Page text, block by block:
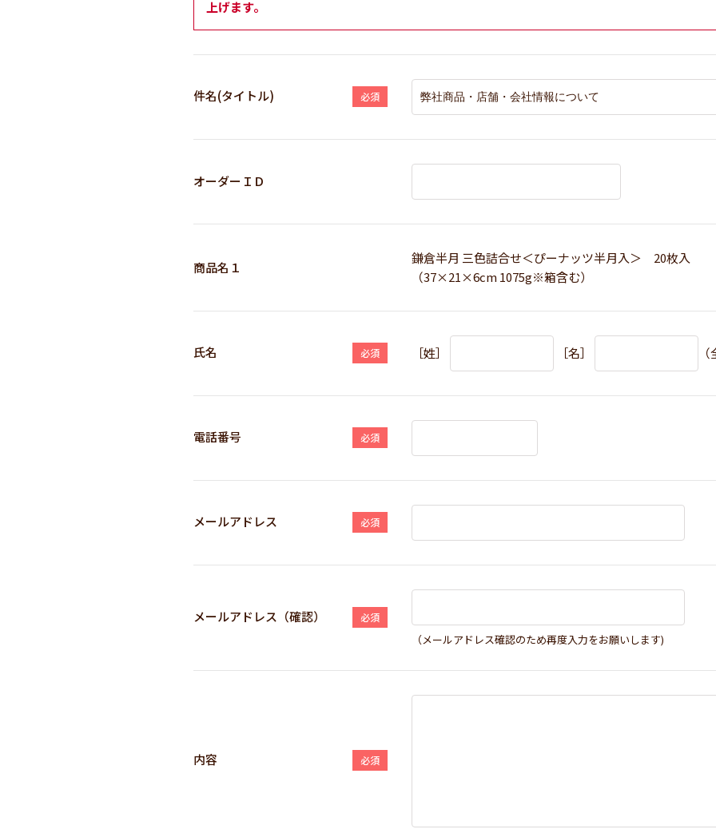
上げます。
件名(タイトル)
オーダーＩＤ
商品名１
鎌倉半月 三色詰合せ＜ぴーナッツ半月入＞ 20枚入
（37×21×6cm 1075g※箱含む）
氏名 ［姓］ ［名］
電話番号
メールアドレス
メールアドレス（確認）
（メールアドレス確認のため再度入力をお願いします)
内容